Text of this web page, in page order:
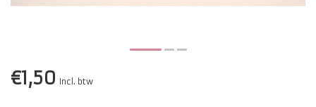
€1,50 Incl. btw